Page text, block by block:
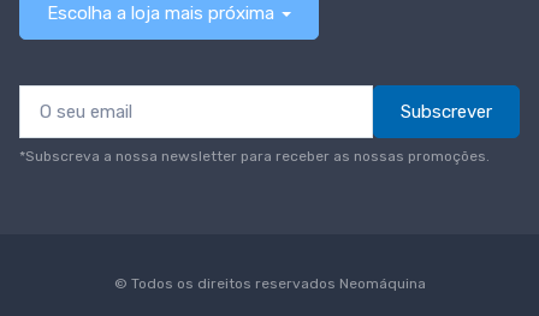
Escolha a loja mais próxima
Subscrever
*Subscreva a nossa newsletter para receber as nossas promoções.
© Todos os direitos reservados Neomáquina